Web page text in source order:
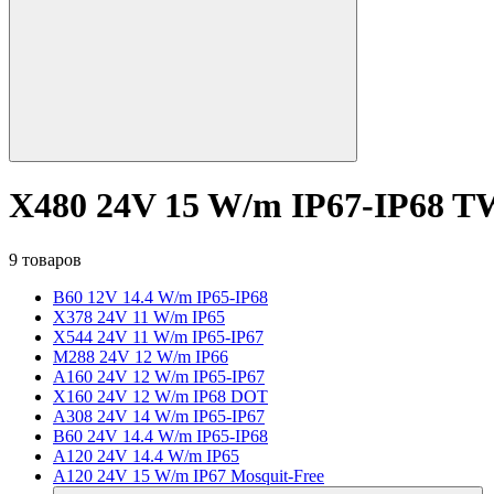
X480 24V 15 W/m IP67-IP68
9 товаров
B60 12V 14.4 W/m IP65-IP68
X378 24V 11 W/m IP65
X544 24V 11 W/m IP65-IP67
M288 24V 12 W/m IP66
A160 24V 12 W/m IP65-IP67
X160 24V 12 W/m IP68 DOT
A308 24V 14 W/m IP65-IP67
B60 24V 14.4 W/m IP65-IP68
A120 24V 14.4 W/m IP65
A120 24V 15 W/m IP67 Mosquit-Free